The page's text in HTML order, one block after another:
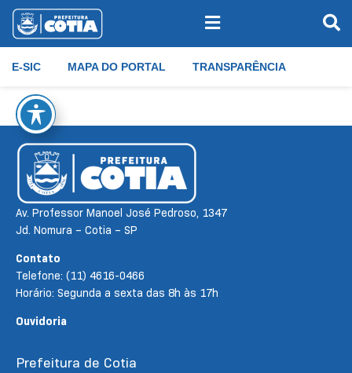
E-SIC MAPA DO PORTAL TRANSPARÊNCIA
Av. Professor Manoel José Pedroso, 1347
Jd. Nomura – Cotia – SP
Contato
Telefone: (11) 4616-0466
Horário: Segunda a sexta das 8h às 17h
Ouvidoria
Prefeitura de Cotia